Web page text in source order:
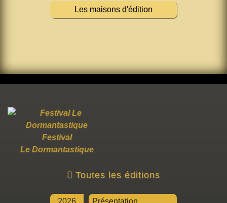
Les maisons d'édition
Festival
Le Dormantastique
Toutes les éditions
2026 Présentation